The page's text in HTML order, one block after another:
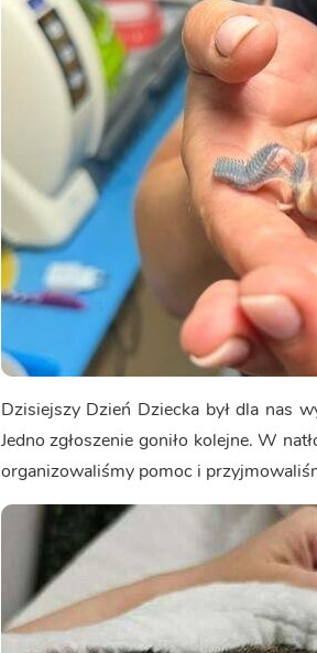
Dzisiejszy Dzień Dziecka był dla nas
Jedno zgłoszenie goniło kolejne. W
organizowaliśmy pomoc i